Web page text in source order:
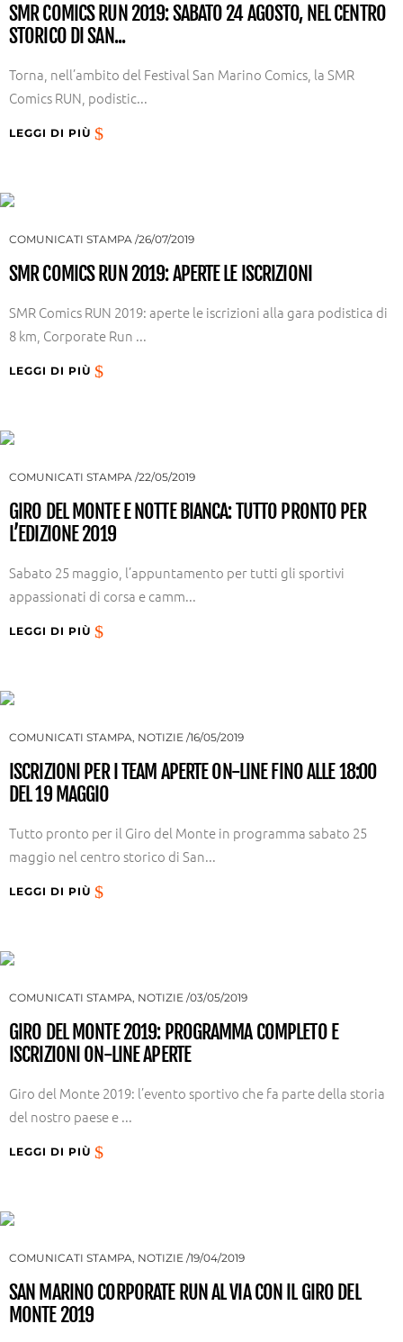
SMR COMICS RUN 2019: SABATO 24 AGOSTO, NEL CENTRO
STORICO DI SAN...
Torna, nell’ambito del Festival San Marino Comics, la SMR
Comics RUN, podistic...
LEGGI DI PIÙ
COMUNICATI STAMPA 26/07/2019
SMR COMICS RUN 2019: APERTE LE ISCRIZIONI
SMR Comics RUN 2019: aperte le iscrizioni alla gara podistica di
8 km, Corporate Run ...
LEGGI DI PIÙ
COMUNICATI STAMPA 22/05/2019
GIRO DEL MONTE E NOTTE BIANCA: TUTTO PRONTO PER
L’EDIZIONE 2019
Sabato 25 maggio, l’appuntamento per tutti gli sportivi
appassionati di corsa e camm...
LEGGI DI PIÙ
COMUNICATI STAMPA, NOTIZIE 16/05/2019
ISCRIZIONI PER I TEAM APERTE ON-LINE FINO ALLE 18:00
DEL 19 MAGGIO
Tutto pronto per il Giro del Monte in programma sabato 25
maggio nel centro storico di San...
LEGGI DI PIÙ
COMUNICATI STAMPA, NOTIZIE 03/05/2019
GIRO DEL MONTE 2019: PROGRAMMA COMPLETO E
ISCRIZIONI ON-LINE APERTE
Giro del Monte 2019: l’evento sportivo che fa parte della storia
del nostro paese e ...
LEGGI DI PIÙ
COMUNICATI STAMPA, NOTIZIE 19/04/2019
SAN MARINO CORPORATE RUN AL VIA CON IL GIRO DEL
MONTE 2019